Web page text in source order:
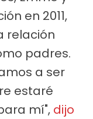
en 2011,
relación
padres.
a ser
estaré
mí", dijo